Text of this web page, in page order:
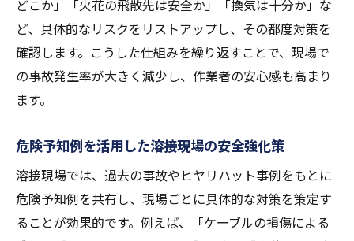
どこか」「火花の飛散先は安全か」「換気は十分か」な
ど、具体的なリスクをリストアップし、その都度対策を
確認します。こうした仕組みを繰り返すことで、現場で
の事故発生率が大きく減少し、作業者の安心感も高まり
ます。
危険予知例を活用した溶接現場の安全強化策
溶接現場では、過去の事故やヒヤリハット事例をもとに
危険予知例を共有し、現場ごとに具体的な対策を策定す
ることが効果的です。例えば、「ケーブルの損傷による